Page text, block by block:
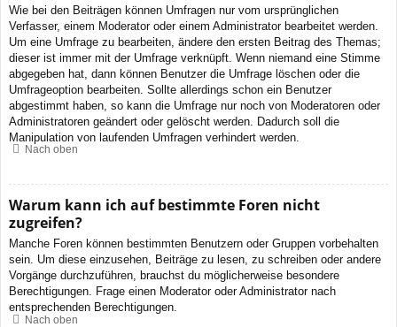
Wie bei den Beiträgen können Umfragen nur vom ursprünglichen
Verfasser, einem Moderator oder einem Administrator bearbeitet werden.
Um eine Umfrage zu bearbeiten, ändere den ersten Beitrag des Themas;
dieser ist immer mit der Umfrage verknüpft. Wenn niemand eine Stimme
abgegeben hat, dann können Benutzer die Umfrage löschen oder die
Umfrageoption bearbeiten. Sollte allerdings schon ein Benutzer
abgestimmt haben, so kann die Umfrage nur noch von Moderatoren oder
Administratoren geändert oder gelöscht werden. Dadurch soll die
Manipulation von laufenden Umfragen verhindert werden.
Nach oben
Warum kann ich auf bestimmte Foren nicht
zugreifen?
Manche Foren können bestimmten Benutzern oder Gruppen vorbehalten
sein. Um diese einzusehen, Beiträge zu lesen, zu schreiben oder andere
Vorgänge durchzuführen, brauchst du möglicherweise besondere
Berechtigungen. Frage einen Moderator oder Administrator nach
entsprechenden Berechtigungen.
Nach oben